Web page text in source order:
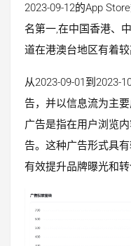
2023-09-12的App
名第一,在中国香港、
道在港澳台地区有着
从2023-09-01到2023-
告，并以信息流为主
广告是指在用户浏览
告。这种广告形式具
有效提升品牌曝光和转